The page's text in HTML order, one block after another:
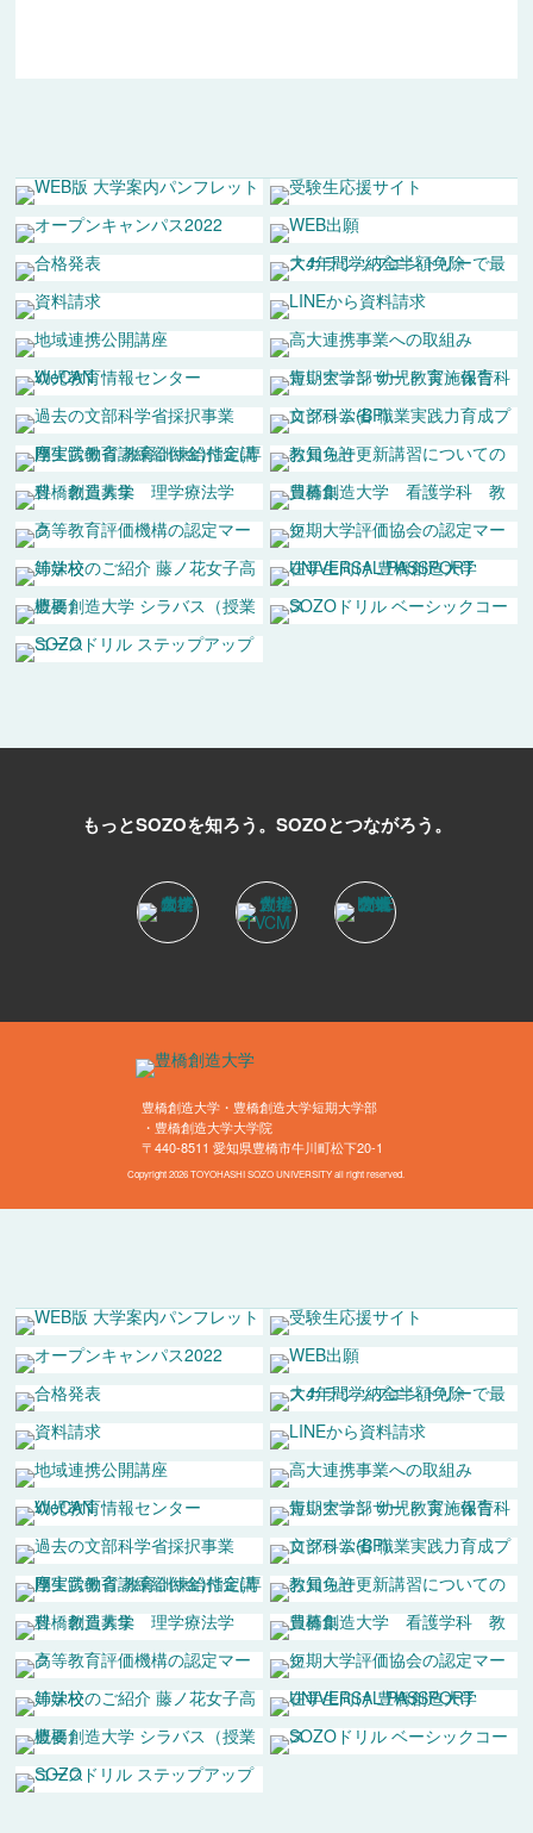
2022年度
もっとSOZOを知ろう。 SOZOとつながろう。
豊橋創造大学・豊橋創造大学短期大学部
・豊橋創造大学大学院
〒440-8511 愛知県豊橋市牛川町松下20-1
Copyright 2026 TOYOHASHI SOZO UNIVERSITY all right reserved.